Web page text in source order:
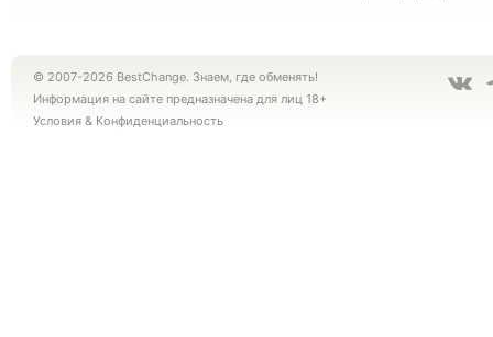
© 2007-2026 BestChange. Знаем, где обменять!
Информация на сайте предназначена для лиц 18+
Условия & Конфиденциальность